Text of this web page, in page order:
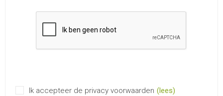
Ik accepteer de privacy voorwaarden (lees)